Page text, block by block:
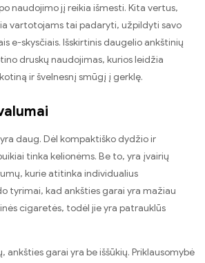
naudojimo jį reikia išmesti. Kita vertus,
vartotojams tai padaryti, užpildyti savo
e-skysčiais. Išskirtinis daugelio ankštinių
druskų naudojimas, kurios leidžia
ir švelnesnį smūgį į gerklę.
daug. Dėl kompaktiško dydžio ir
tinka kelionėms. Be to, yra įvairių
kurie atitinka individualius
tyrimai, kad ankšties garai yra mažiau
cigaretės, todėl jie yra patrauklūs
ankšties garai yra be iššūkių. Priklausomybė